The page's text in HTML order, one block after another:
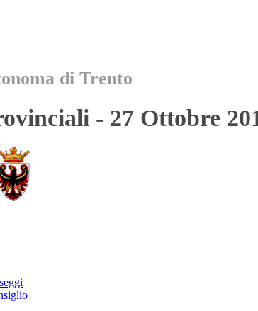
di Trento
- 27 Ottobre